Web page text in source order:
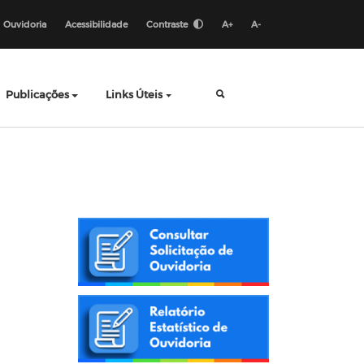
Ouvidoria Acessibilidade Contraste A+ A-
Publicações Links Úteis